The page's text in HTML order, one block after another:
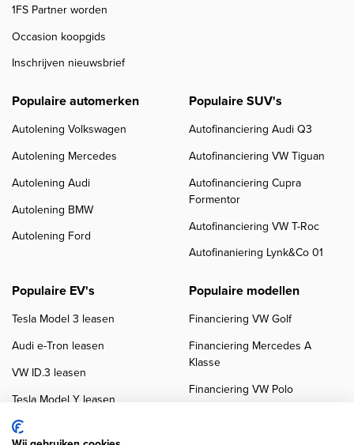
1FS Partner worden
Occasion koopgids
Inschrijven nieuwsbrief
Populaire automerken
Autolening Volkswagen
Autolening Mercedes
Autolening Audi
Autolening BMW
Autolening Ford
Populaire SUV's
Autofinanciering Audi Q3
Autofinanciering VW Tiguan
Autofinanciering Cupra
Formentor
Autofinanciering VW T-Roc
Autofinaniering Lynk&Co 01
Populaire EV's
Tesla Model 3 leasen
Audi e-Tron leasen
VW ID.3 leasen
Tesla Model Y leasen
VW ID.4 leasen
Populaire modellen
Financiering VW Golf
Financiering Mercedes A
Klasse
Financiering VW Polo